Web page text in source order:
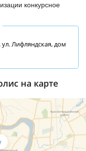
конкурсное
Лифляндская, дом
на карте